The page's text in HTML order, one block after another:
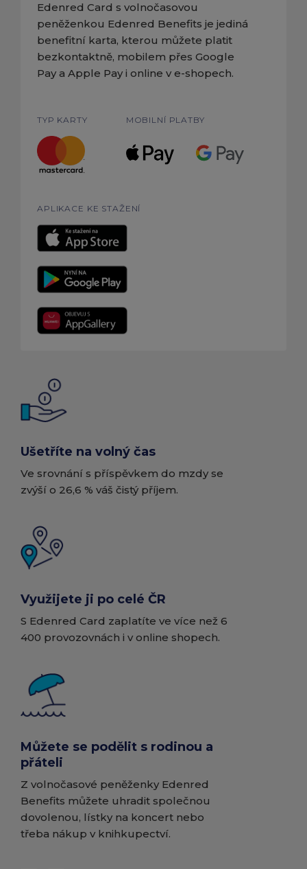
Edenred Card s volnočasovou
peněženkou Edenred Benefits je jediná
benefitní karta, kterou můžete platit
bezkontaktně, mobilem přes Google
Pay a Apple Pay i online v e-shopech.
TYP KARTY MOBILNÍ PLATBY
APLIKACE KE STAŽENÍ
Ušetříte na volný čas
Ve srovnání s příspěvkem do mzdy se
zvýší o 26,6 % váš čistý příjem.
Využijete ji po celé ČR
S Edenred Card zaplatíte ve více než 6
400 provozovnách i v online shopech.
Můžete se podělit s rodinou a
přáteli
Z volnočasové peněženky Edenred
Benefits můžete uhradit společnou
dovolenou, lístky na koncert nebo
třeba nákup v knihkupectví.